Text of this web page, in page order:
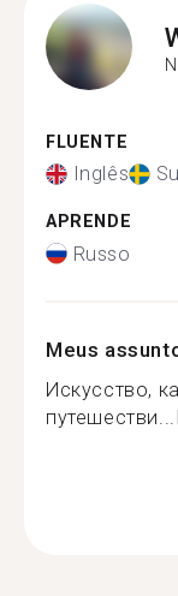
FLUENTE
Inglês
APRENDE
Russo
Meus
Искусство,
путешестви...